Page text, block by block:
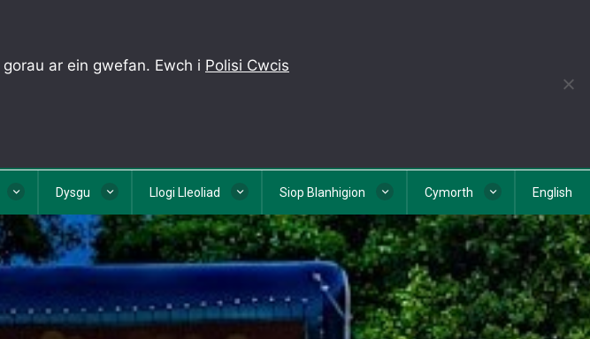
ar ein gwefan. Ewch i Polisi Cwcis
Dysgu Llogi Lleoliad Siop Blanhigion Cymorth English